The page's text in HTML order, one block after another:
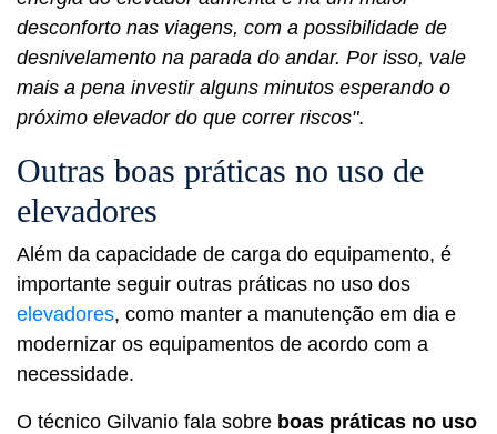
desconforto nas viagens, com a possibilidade de
desnivelamento na parada do andar. Por isso, vale
mais a pena investir alguns minutos esperando o
próximo elevador do que correr riscos".
Outras boas práticas no uso de
elevadores
Além da capacidade de carga do equipamento, é
importante seguir outras práticas no uso dos
elevadores, como manter a manutenção em dia e
modernizar os equipamentos de acordo com a
necessidade.
O técnico Gilvanio fala sobre boas práticas no uso